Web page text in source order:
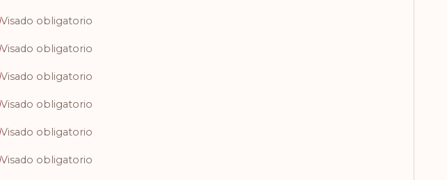
Visado obligatorio
Visado obligatorio
Visado obligatorio
Visado obligatorio
Visado obligatorio
Visado obligatorio